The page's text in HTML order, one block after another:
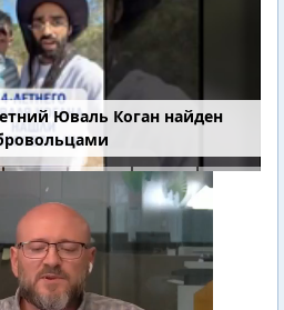
Юваль Коган найден